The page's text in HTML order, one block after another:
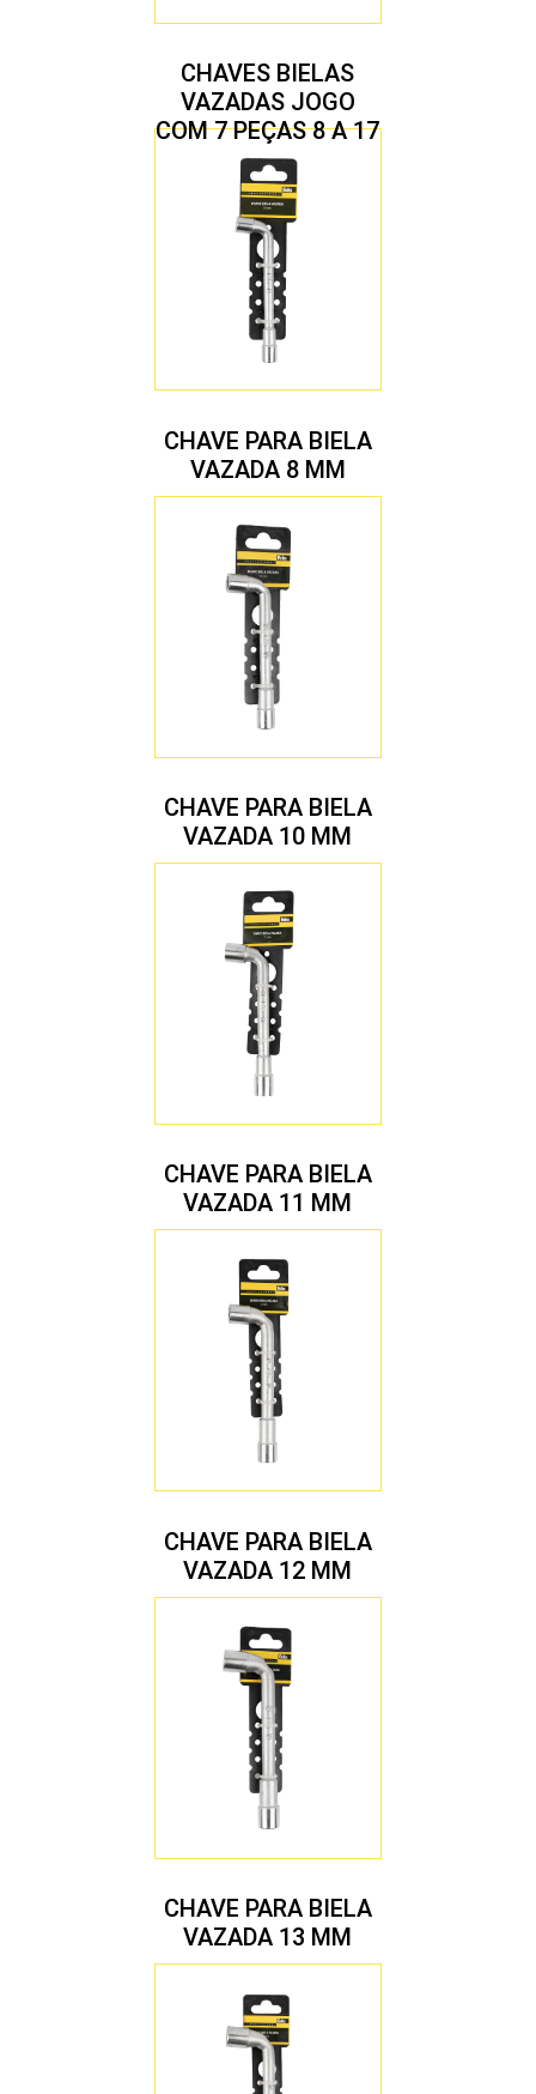
CHAVES BIELAS
VAZADAS JOGO
COM 7 PEÇAS 8 A 17
MM
CHAVE PARA BIELA
VAZADA 8 MM
CHAVE PARA BIELA
VAZADA 10 MM
CHAVE PARA BIELA
VAZADA 11 MM
CHAVE PARA BIELA
VAZADA 12 MM
CHAVE PARA BIELA
VAZADA 13 MM